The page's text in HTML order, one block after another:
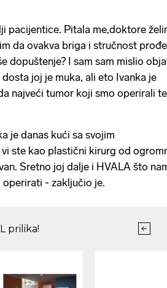
pacijentice. Pitala me,doktore
da ovakva briga i stručnost prođe
dopuštenje? I sam sam mislio
joj je muka, ali eto Ivanka je
najveći tumor koji smo operirali
je danas kući sa svojim
vi ste kao plastični kirurg od
Sretno joj dalje i HVALA što
- zaključio je.